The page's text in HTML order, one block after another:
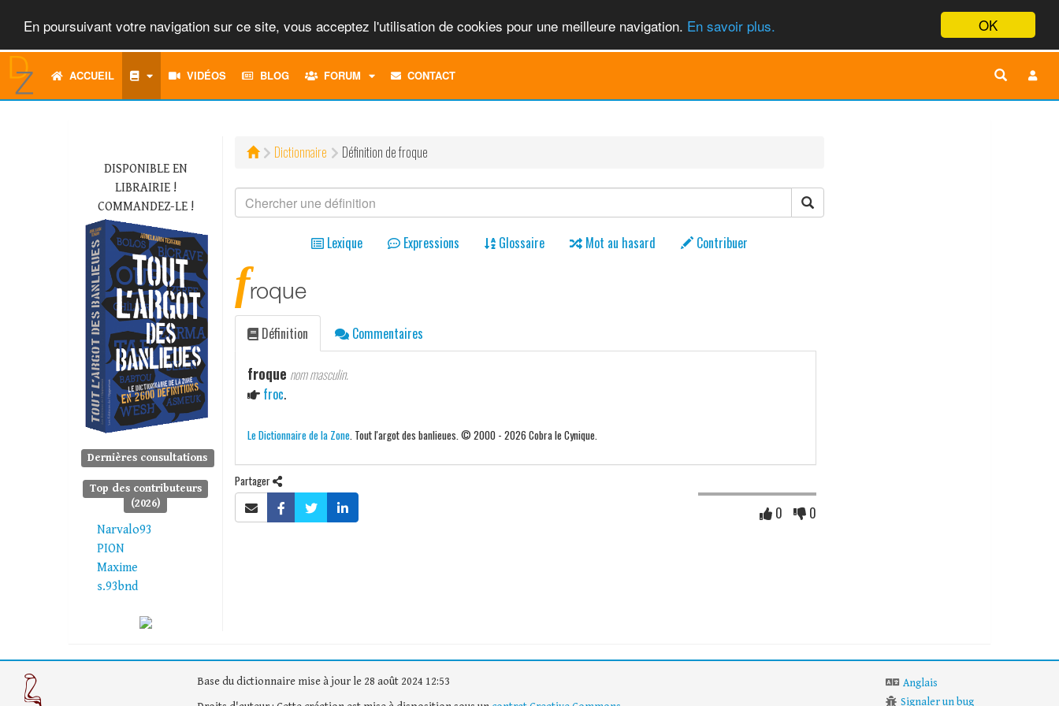
OK
En poursuivant votre navigation sur ce site, vous acceptez l'utilisation de cookies pour une meilleure navigation. En savoir plus.
ACCUEIL VIDÉOS BLOG FORUM
TOGGLECONTACT
DISPONIBLE EN
LIBRAIRIE !
COMMANDEZ-LE !
Dernières consultations
Top des contributeurs
(2026)
Narvalo93
PION
Maxime
s.93bnd
Dictionnaire Définition de froque
Lexique Expressions Glossaire Mot au hasard Contribuer
froque
Définition Commentaires
froque nom masculin.
froc.
Le Dictionnaire de la Zone. Tout l'argot des banlieues. © 2000 - 2026 Cobra le Cynique.
Partager
0 0
Base du dictionnaire mise à jour le 28 août 2024 12:53
Anglais
Signaler un bug